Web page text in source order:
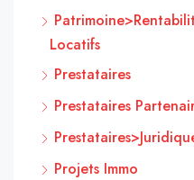
Locatifs
Prestataires
Prestataires
Projets Immo